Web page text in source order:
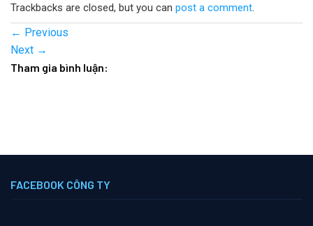
Trackbacks are closed, but you can post a comment.
← Previous
Next →
Tham gia bình luận:
FACEBOOK CÔNG TY